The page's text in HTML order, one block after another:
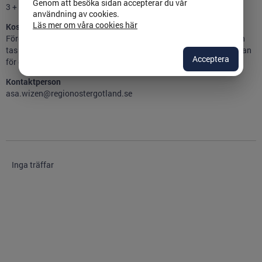
3 + 3 timmar
Kostnad
Föreläsningarna är oftast kostnadsfria men viss kurskostnad kan
tas ut vid externa föreläsare. Var god se separat inbjudan/anmälan
för eventuell kurskostnad.
Kontaktperson
asa.wizen@regionostergotland.se
Inga träffar
Genom att besöka sidan accepterar du vår
användning av cookies.
Läs mer om våra cookies här
Acceptera